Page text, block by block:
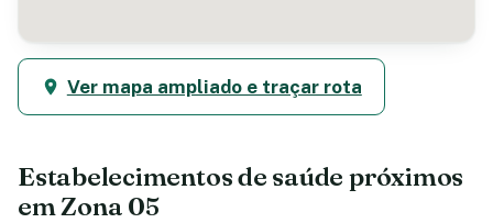
Ver mapa ampliado e traçar rota
Estabelecimentos de saúde próximos
em Zona 05